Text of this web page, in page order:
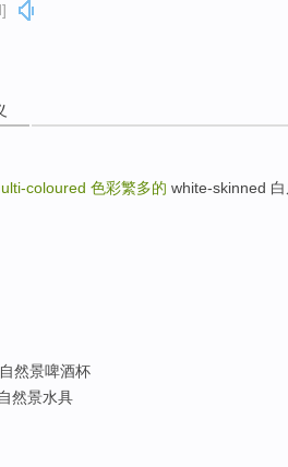
coloured 色彩繁多的 white-skinned 白
自然景啤酒杯
自然景水具